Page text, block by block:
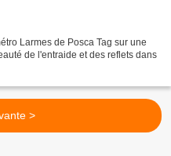
Larmes de Posca Tag sur une
de l'entraide et des reflets dans
>